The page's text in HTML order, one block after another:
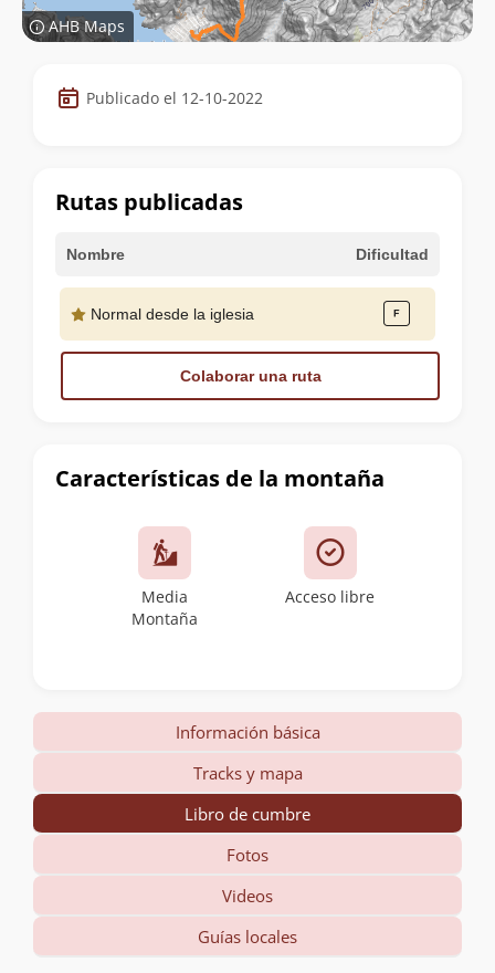
AHB Maps
Datos
de
cumbre
Publicado el 12-10-2022
Características de la montaña
Media
Montaña
Acceso libre
Rutas publicadas
Nombre Dificultad
Normal desde la iglesia
Colaborar una ruta
Información básica
Tracks y mapa
Libro de cumbre
Fotos
Videos
Guías locales